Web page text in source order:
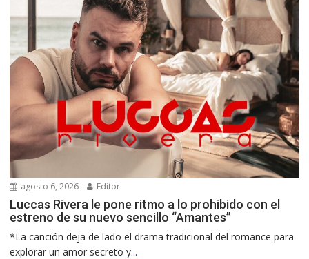
agosto 6, 2026 Editor
Luccas Rivera le pone ritmo a lo prohibido con el
estreno de su nuevo sencillo “Amantes”
*La canción deja de lado el drama tradicional del romance para
explorar un amor secreto y...